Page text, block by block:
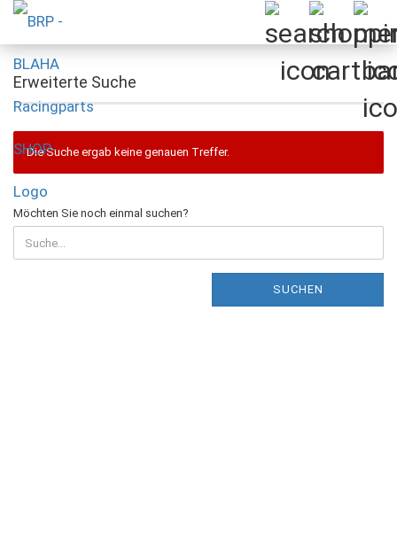
Erweiterte Suche
Die Suche ergab keine genauen Treffer.
MÖCHTEN
SIE
NOCH
EINMAL
Möchten Sie noch einmal suchen?
SUCHEN